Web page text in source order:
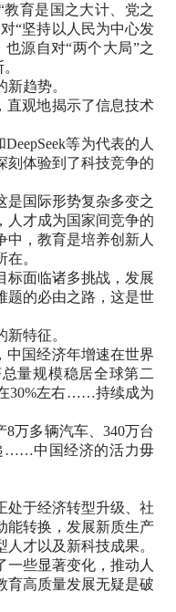
育是国之大计、党之
“坚持以人民为中心发
源自对“两个大局”之
趋势。
直观地揭示了信息技术
等为代表的人
刻体验到了科技竞争的
是国际形势复杂多变之
人才成为国家间竞争的
中，教育是培养创新人
。
标面临诸多挑战，发展
题的必由之路，这是世
特征。
中国经济年增速在世界
量规模稳居全球第二
30%左右……持续成为
8万多辆汽车、340万台
……中国经济的活力毋
处于经济转型升级、社
能转换，发展新质生产
才以及新科技成果。
一些显著变化，推动人
育高质量发展无疑是破